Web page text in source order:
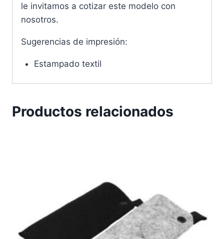
le invitamos a cotizar este modelo con
nosotros.
Sugerencias de impresión:
Estampado textil
Productos relacionados